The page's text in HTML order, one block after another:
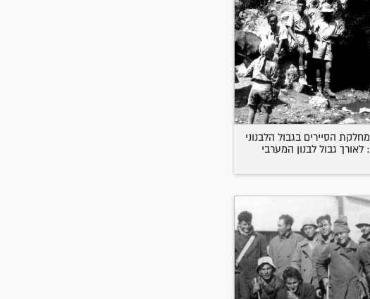
מחלקת הסיירים בגבול הלבנוני
: לאורך גבול לבנון המערבי